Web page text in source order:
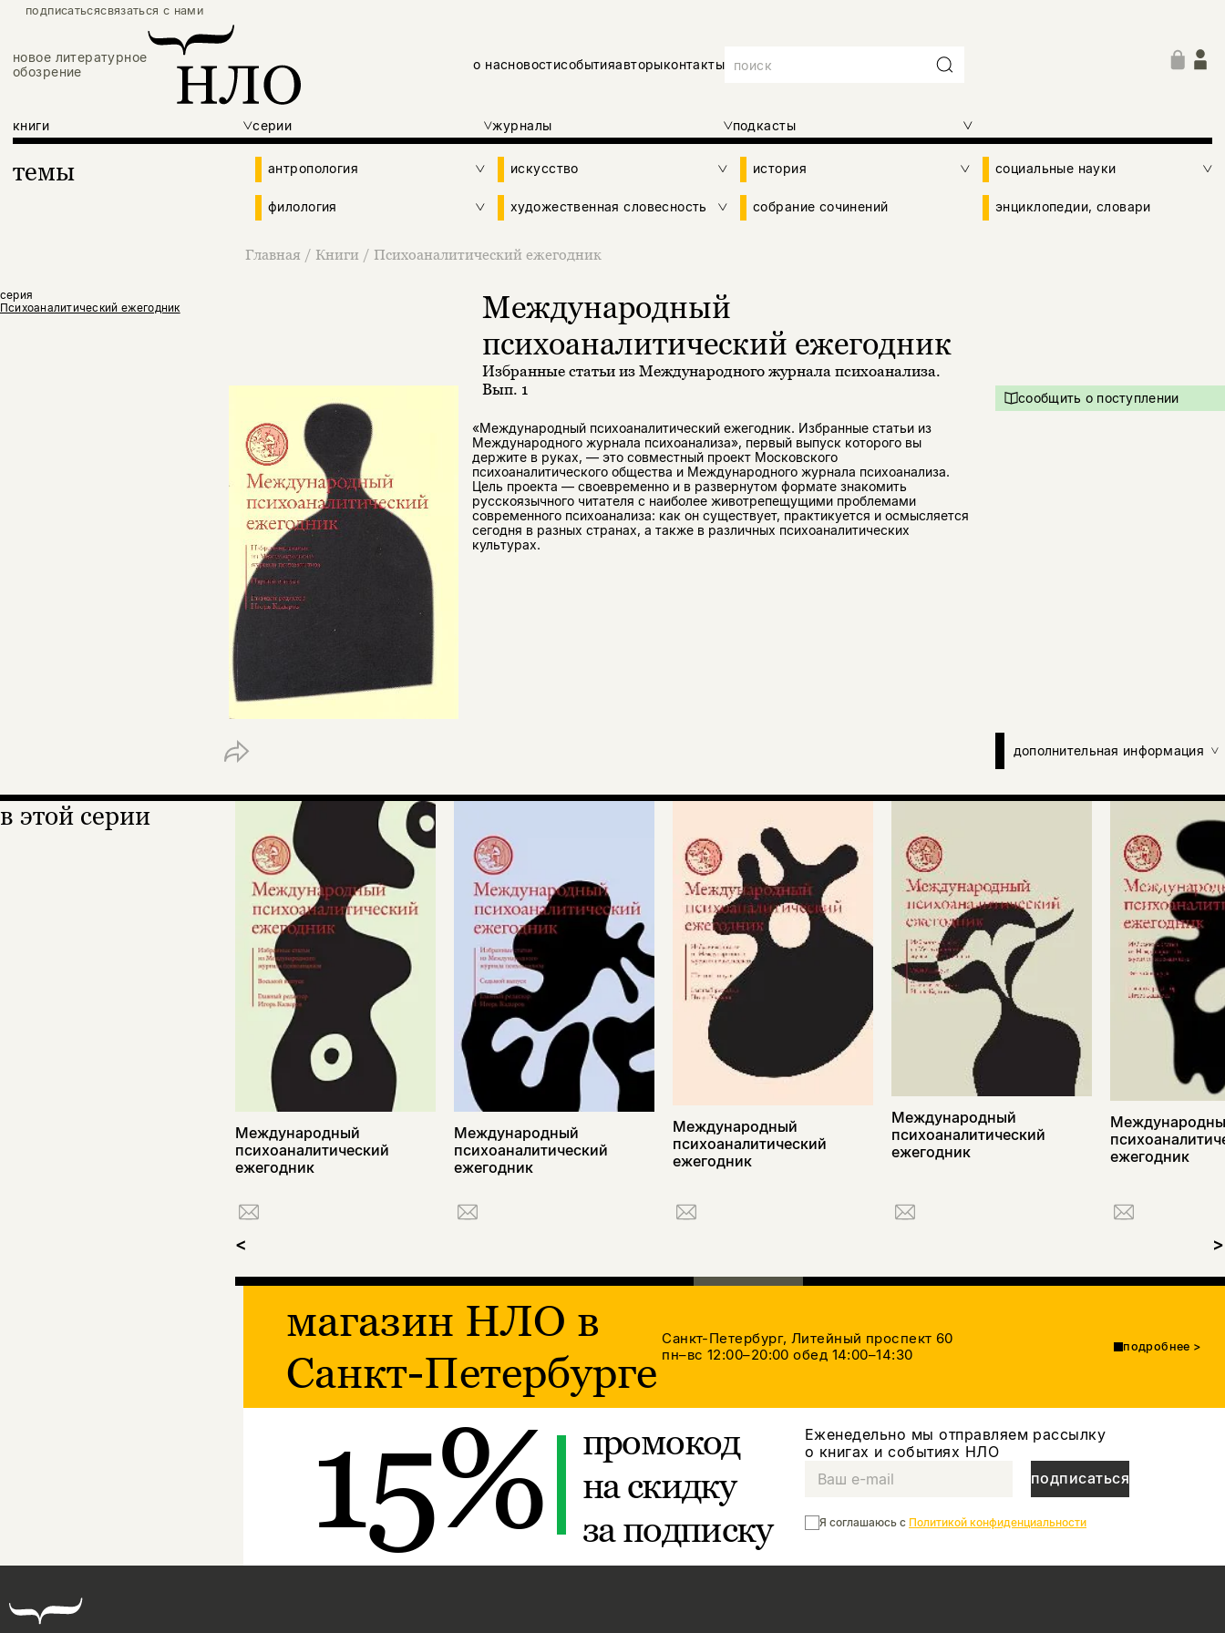
подписатьсясвязаться с нами
новое литературное
обозрение
о насновостисобытияавторыконтакты
книги серии журналы подкасты
темы антропология искусство история социальные науки
филология художественная словесность собрание сочинений энциклопедии, словари
Главная / Книги / Психоаналитический ежегодник
серия
Психоаналитический ежегодник
Международный
психоаналитический ежегодник
Избранные статьи из Международного журнала психоанализа.
Вып. 1
«Международный психоаналитический ежегодник. Избранные статьи из
Международного журнала психоанализа», первый выпуск которого вы
держите в руках, — это совместный проект Московского
психоаналитического общества и Международного журнала психоанализа.
Цель проекта — своевременно и в развернутом формате знакомить
русскоязычного читателя с наиболее животрепещущими проблемами
современного психоанализа: как он существует, практикуется и осмысляется
сегодня в разных странах, а также в различных психоаналитических
культурах.
сообщить о поступлении
дополнительная информация
в этой серии
Международный
психоаналитический
ежегодник
Международный
психоаналитический
ежегодник
Международный
психоаналитический
ежегодник
Международный
психоаналитический
ежегодник
ежегодник
< >
магазин НЛО в
Санкт-Петербурге
Санкт-Петербург, Литейный проспект 60
пн–вс 12:00–20:00обед 14:00–14:30 подробнее >
15%
промокод
на скидку
за подписку
Еженедельно мы отправляем рассылку
о книгах и событиях НЛО
подписаться
Я соглашаюсь с Политикой конфиденциальности